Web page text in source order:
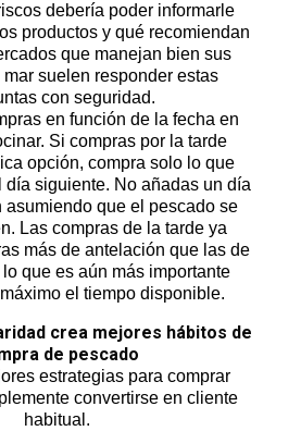
debería poder informarle
productos y qué recomiendan
que manejan bien sus
suelen responder estas
con seguridad.
en función de la fecha en
Si compras por la tarde
opción, compra solo lo que
día siguiente. No añadas un día
asumiendo que el pescado se
Las compras de la tarde ya
más de antelación que las de
lo que es aún más importante
el tiempo disponible.
crea mejores hábitos de
de pescado
estrategias para comprar
convertirse en cliente
habitual.